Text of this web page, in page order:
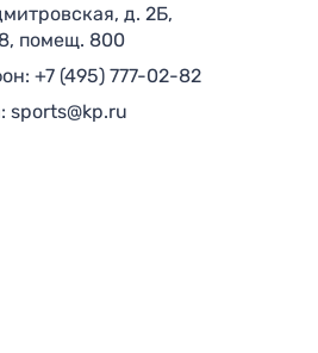
д. 2Б,
помещ. 800
+7 (495) 777-02-82
sports@kp.ru